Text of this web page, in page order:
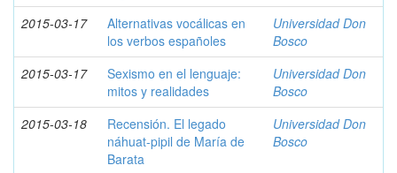
2015-03-17
Alternativas vocálicas en
los verbos españoles
Universidad Don
Bosco
2015-03-17
Sexismo en el lenguaje:
mitos y realidades
Universidad Don
Bosco
2015-03-18
Recensión. El legado
náhuat-pipil de María de
Barata
Universidad Don
Bosco